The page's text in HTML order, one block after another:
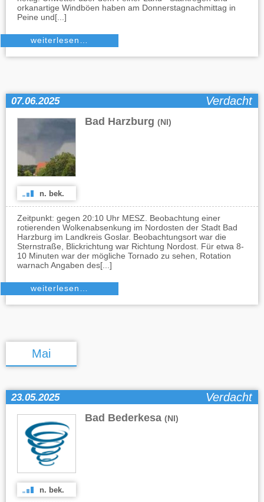
orkanartige Windböen haben am Donnerstagnachmittag in
Peine und[...]
weiterlesen…
07.06.2025 Verdacht
Bad Harzburg (NI)
n. bek.
Zeitpunkt: gegen 20:10 Uhr MESZ. Beobachtung einer
rotierenden Wolkenabsenkung im Nordosten der Stadt Bad
Harzburg im Landkreis Goslar. Beobachtungsort war die
Sternstraße, Blickrichtung war Richtung Nordost. Für etwa 8-
10 Minuten war der mögliche Tornado zu sehen, Rotation
warnach Angaben des[...]
weiterlesen…
Mai
23.05.2025 Verdacht
Bad Bederkesa (NI)
n. bek.